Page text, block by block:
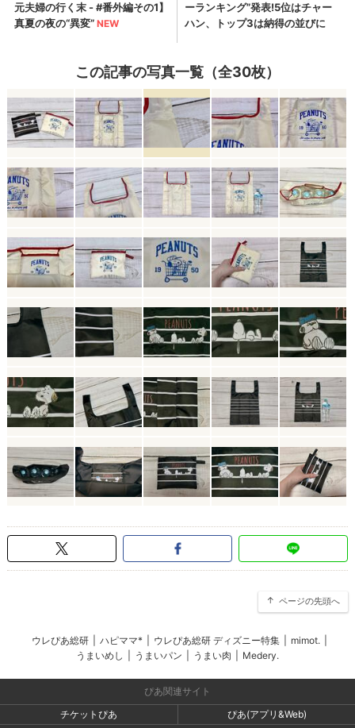
この記事の写真一覧（全30枚）
ページの先頭へ
ウレぴあ総研 ハピママ* ウレぴあ総研 ディズニー特集 mimot.
うまいめし
うまいパン うまい肉 Medery.
ぴあ関連サイト
チケットぴあ
ぴあ(アプリ&Web)